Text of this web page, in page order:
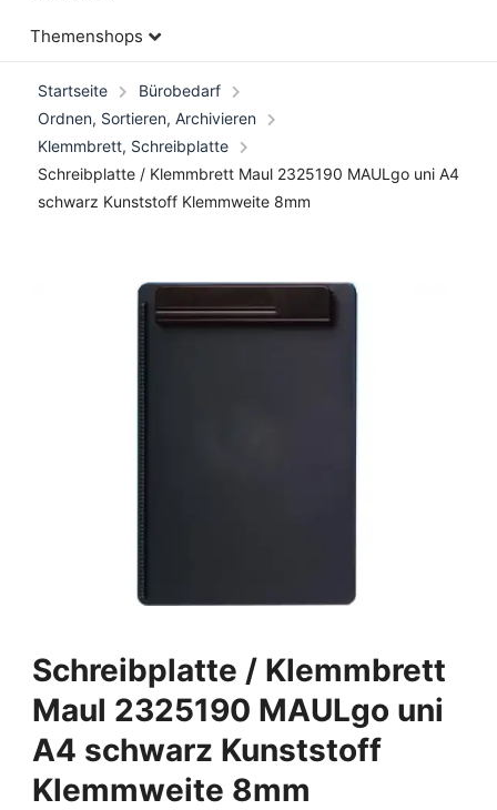
Themenshops
Startseite
Bürobedarf
Ordnen, Sortieren, Archivieren
Klemmbrett, Schreibplatte
Schreibplatte / Klemmbrett Maul 2325190 MAULgo uni A4
schwarz Kunststoff Klemmweite 8mm
Schreibplatte / Klemmbrett
Maul 2325190 MAULgo uni
A4 schwarz Kunststoff
Klemmweite 8mm